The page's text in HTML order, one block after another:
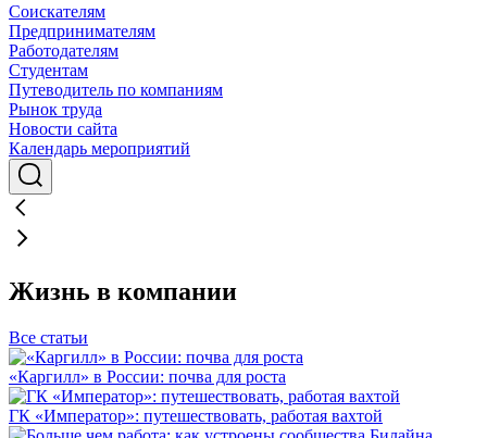
Соискателям
Предпринимателям
Работодателям
Студентам
Путеводитель по компаниям
Рынок труда
Новости сайта
Календарь мероприятий
Жизнь в компании
Все статьи
«Каргилл» в России: почва для роста
ГК «Император»: путешествовать, работая вахтой